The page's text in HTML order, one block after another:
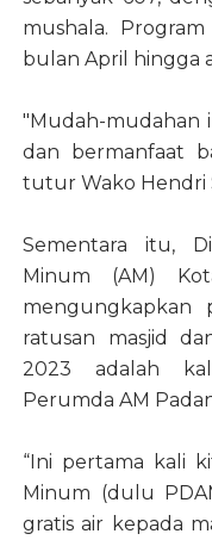
mushala.
bulan April hingga
"Mudah-mudahan
dan bermanfaat
tutur Wako Hendri
Sementara itu,
Minum (AM)
mengungkapkan
ratusan masjid
2023 adalah
Perumda AM
“Ini pertama kali
Minum (dulu
gratis air kepada